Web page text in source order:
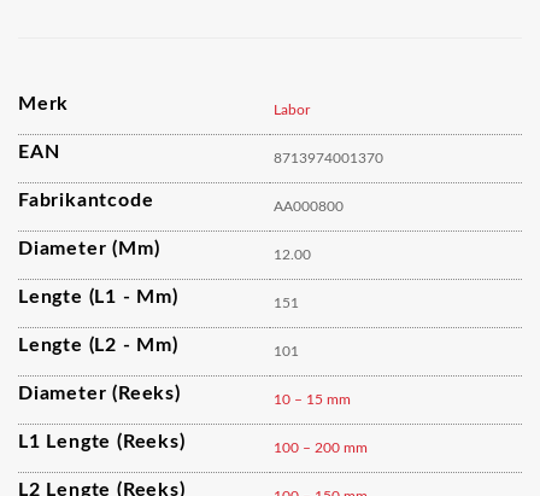
Merk Labor
EAN 8713974001370
Fabrikantcode AA000800
Diameter (mm) 12.00
Lengte (L1 - Mm) 151
Lengte (L2 - Mm) 101
Diameter (reeks) 10 – 15 mm
L1 Lengte (reeks) 100 – 200 mm
L2 Lengte (reeks)